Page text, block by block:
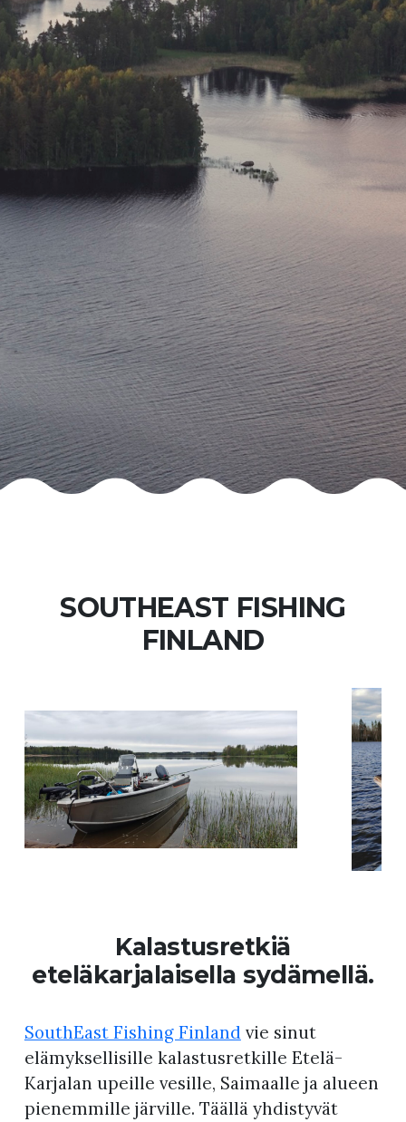
SOUTHEAST FISHING
FINLAND
Kalastusretkiä
eteläkarjalaisella sydämellä.
SouthEast Fishing Finlandvie sinut
elämyksellisille kalastusretkille Etelä-
Karjalan upeille vesille, Saimaalle ja alueen
pienemmille järville. Täällä yhdistyvät